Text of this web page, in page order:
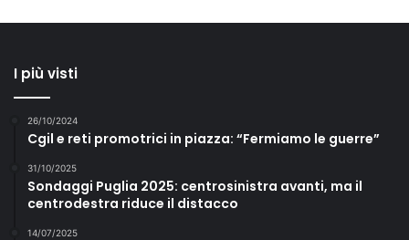
I più visti
26/10/2024
Cgil e reti promotrici in piazza: “Fermiamo le guerre”
31/10/2025
Sondaggi Puglia 2025: centrosinistra avanti, ma il
centrodestra riduce il distacco
14/07/2025